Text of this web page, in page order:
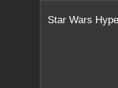
Star Wars